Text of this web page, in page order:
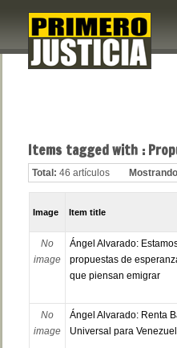
Items tagged with :
Total: 46 artículos
Image Item title
No
image
Ángel Alvarado:
propuestas de
que piensan emigrar
No
image
Ángel Alvarado: Renta
Universal para